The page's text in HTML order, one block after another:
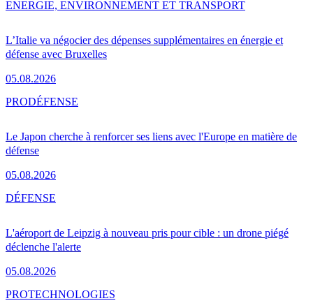
L’Italie va négocier des dépenses supplémentaires en énergie et
défense avec Bruxelles
05.08.2026
ENERGIE, ENVIRONNEMENT ET TRANSPORT
Le Japon cherche à renforcer ses liens avec l'Europe en matière de
défense
05.08.2026
PRODÉFENSE
L'aéroport de Leipzig à nouveau pris pour cible : un drone piégé
déclenche l'alerte
05.08.2026
DÉFENSE
PROTECHNOLOGIES